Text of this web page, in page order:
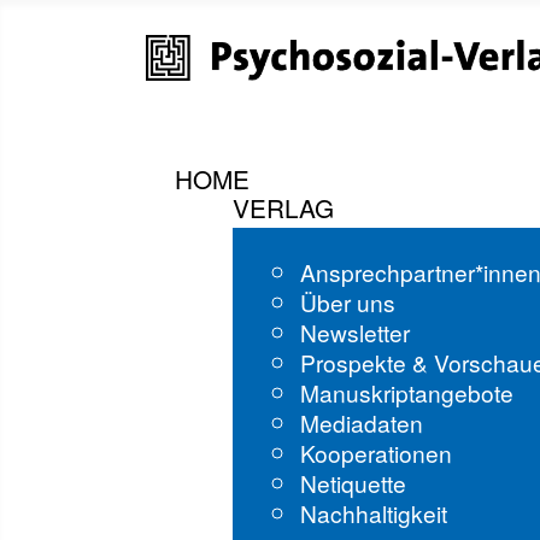
HOME
VERLAG
Über uns
Newsletter
Prospekte &
Manuskriptangebote
Mediadaten
Kooperationen
Netiquette
Nachhaltigkeit